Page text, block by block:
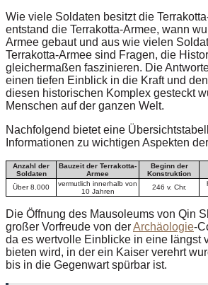
Wie viele Soldaten besitzt die
entstand die Terrakotta-Armee, wann
Armee gebaut und aus wie vielen
Terrakotta-Armee sind Fragen, die
gleichermaßen faszinieren. Die
einen tiefen Einblick in die Kraft und
diesen historischen Komplex gesteckt
Menschen auf der ganzen Welt.
Nachfolgend bietet eine
Informationen zu wichtigen Aspekten
Anzahl der
Soldaten
Bauzeit der Terrakotta-
Armee
Beginn der
Konstruktion
Über 8.000
vermutlich innerhalb von
10 Jahren
246 v. Chr.
Die Öffnung des Mausoleums von Qin
großer Vorfreude von derArchäologie-
da es wertvolle Einblicke in eine längst
bieten wird, in der ein Kaiser verehrt
bis in die Gegenwart spürbar ist.